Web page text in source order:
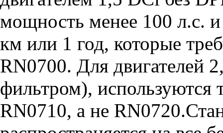
мощность менее 100 л.с.
км или 1 год, которые
RN0700. Для двигателей
фильтром), используются
RN0710, а не